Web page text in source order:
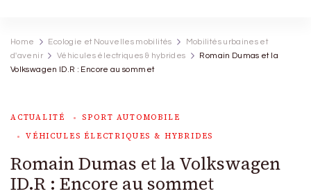
Home Ecologie et Nouvelles mobilités
Mobilités urbaines et
d'avenir
Véhicules électriques & hybrides
Romain Dumas et la
Volkswagen ID.R : Encore au sommet
ACTUALITÉ
SPORT AUTOMOBILE
VÉHICULES ÉLECTRIQUES & HYBRIDES
Romain Dumas et la Volkswagen
ID.R : Encore au sommet